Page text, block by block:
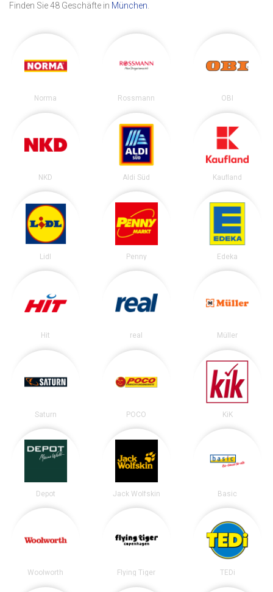
Finden Sie 48 Geschäfte in München.
Norma Rossmann OBI
NKD Aldi Süd Kaufland
Lidl Penny Edeka
Hit real Müller
Saturn POCO KiK
Depot Jack Wolfskin Basic
Woolworth Flying Tiger TEDi